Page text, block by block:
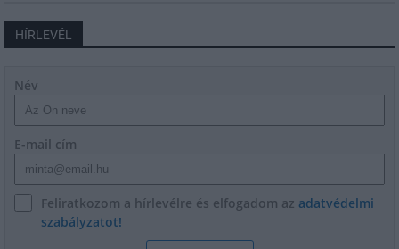
HÍRLEVÉL
Név
E-mail cím
Feliratkozom a hírlevélre és elfogadom az adatvédelmi
szabályzatot!